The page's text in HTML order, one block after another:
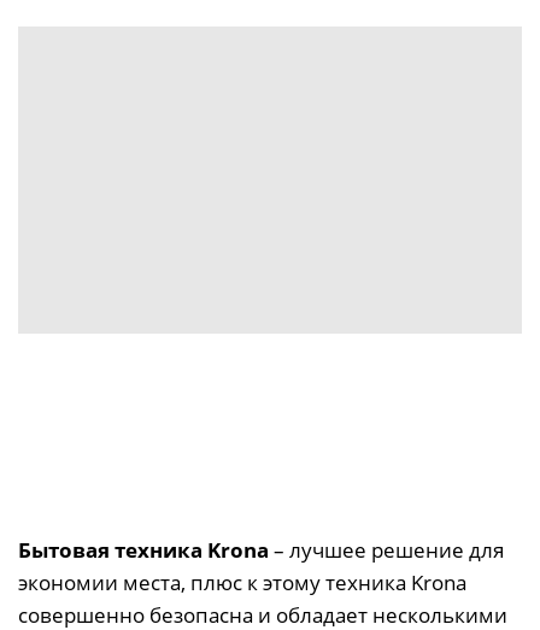
Бытовая техника Krona – лучшее решение для
экономии места, плюс к этому техника Krona
совершенно безопасна и обладает несколькими